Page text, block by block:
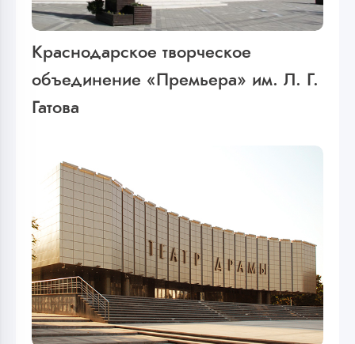
Краснодарское творческое
объединение «Премьера» им. Л. Г.
Гатова